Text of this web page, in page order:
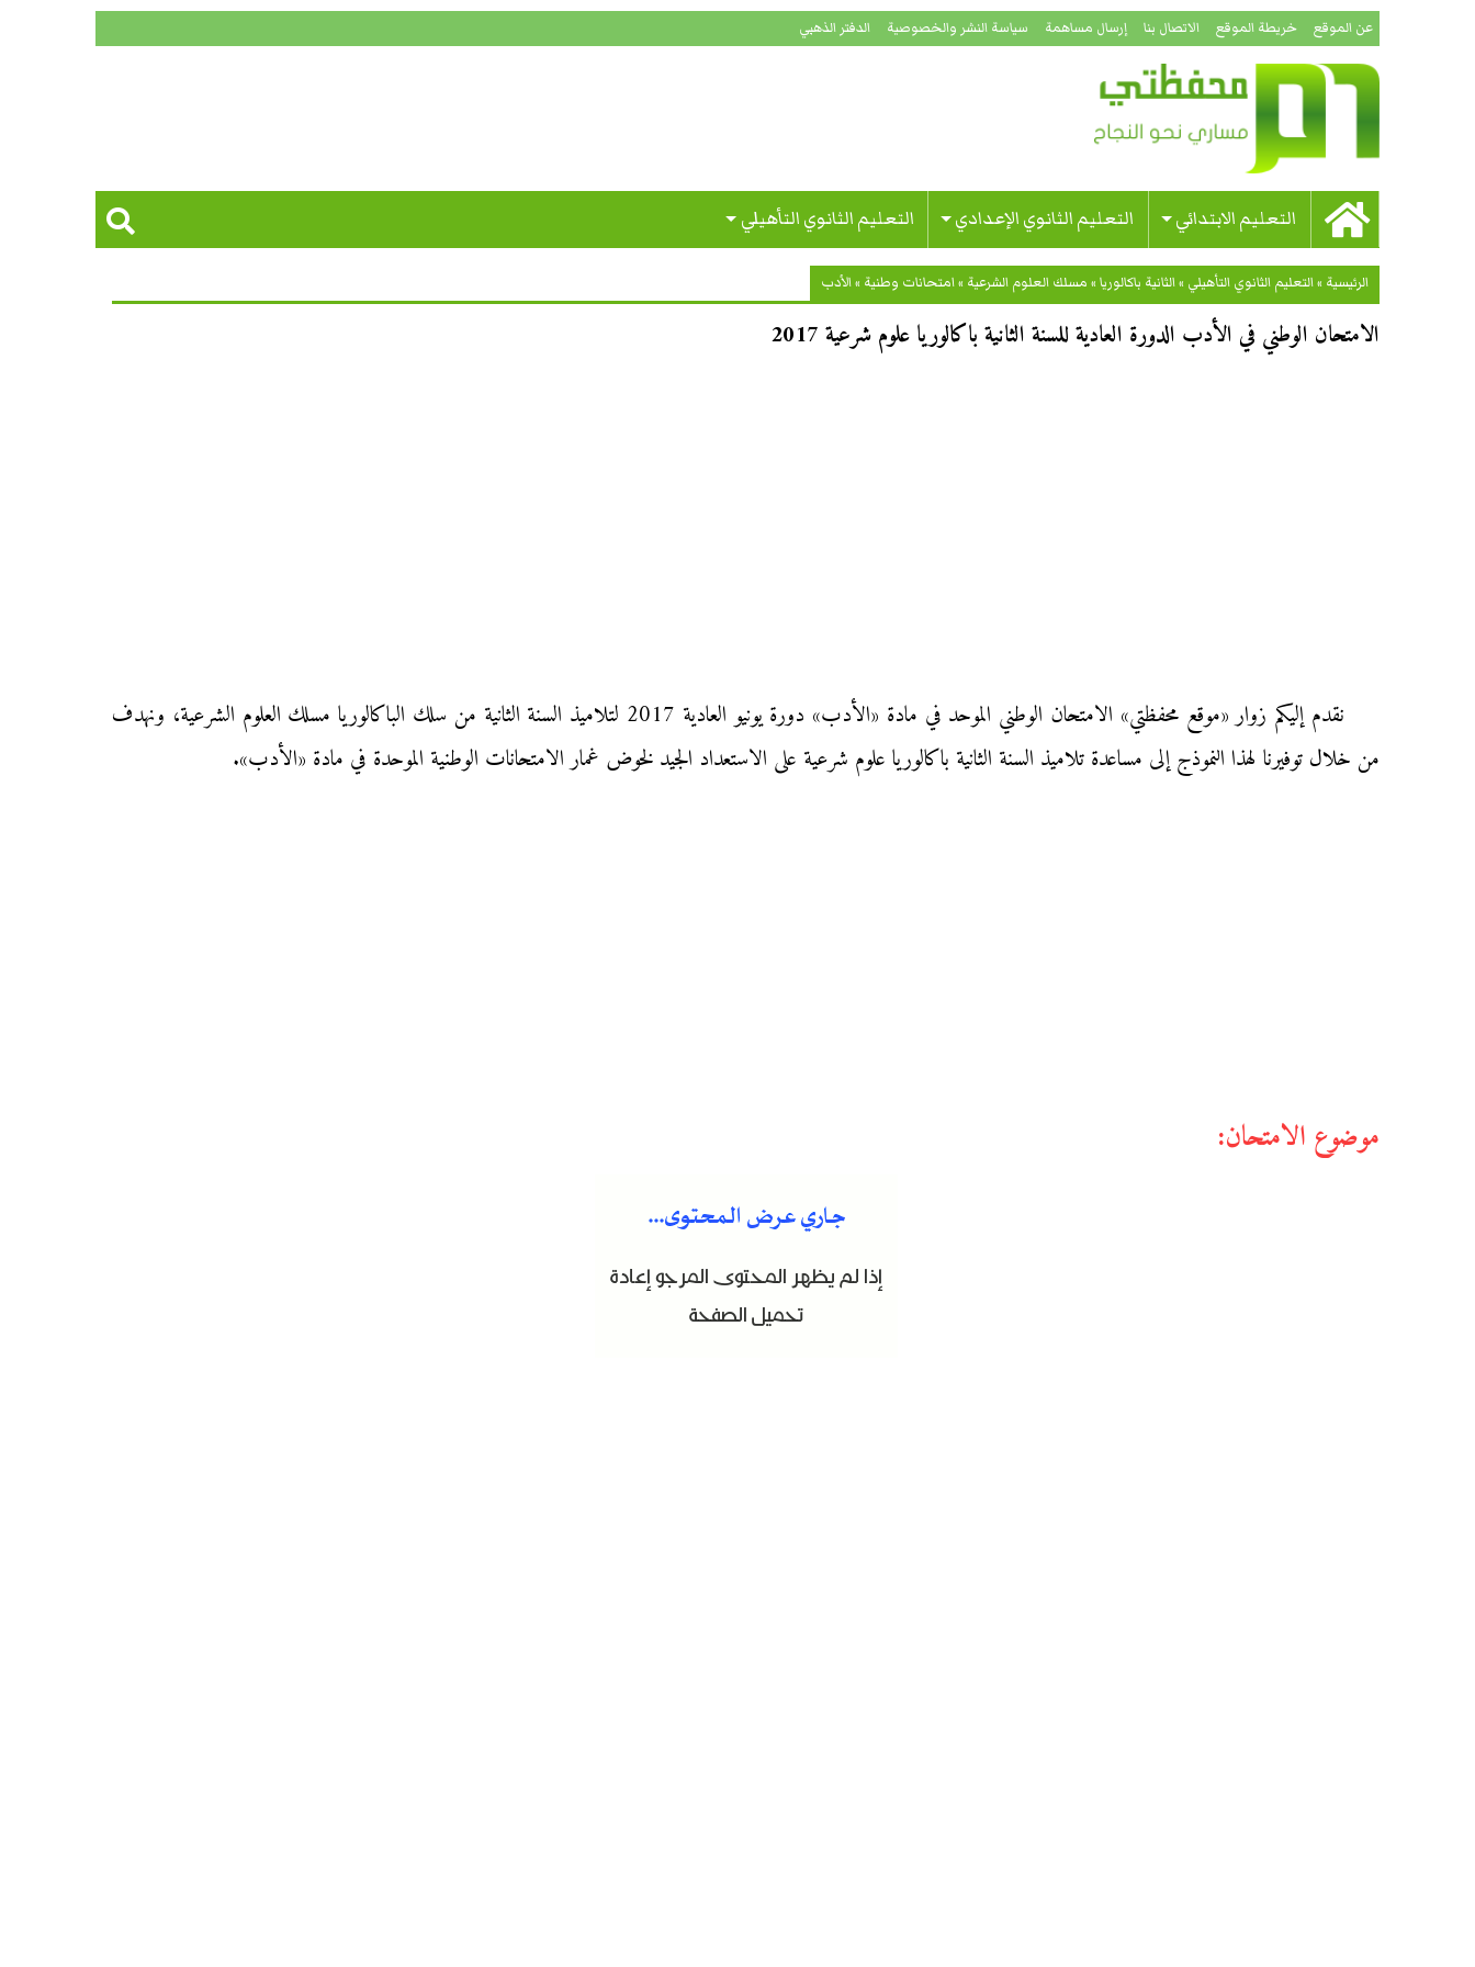
عن الموقع خريطة الموقع الاتصال بنا إرسال مساهمة سياسة النشر والخصوصية الدفتر الذهبي
التعليم الابتدائي التعليم الثانوي الإعدادي التعليم الثانوي التأهيلي
الرئيسية »التعليم الثانوي التأهيلي »الثانية باكالوريا» مسلك العلوم الشرعية »امتحانات وطنية »الأدب
الامتحان الوطني في الأدب الدورة العادية للسنة الثانية باكالوريا علوم شرعية 2017
نقدم إليكم زوار «موقع محفظتي» الامتحان الوطني الموحد في مادة «الأدب» دورة يونيو العادية 2017 لتلاميذ السنة الثانية من سلك الباكالوريا مسلك العلوم الشرعية، ونهدف
من خلال توفيرنا لهذا النموذج إلى مساعدة تلاميذ السنة الثانية باكالوريا علوم شرعية على الاستعداد الجيد لخوض غمار الامتحانات الوطنية الموحدة في مادة «الأدب».
موضوع الامتحان: